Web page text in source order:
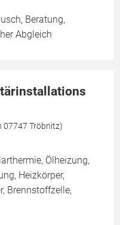
Beratung,
Abgleich
07747 Tröbnitz)
Ölheizung,
Heizkörper,
Brennstoffzelle,